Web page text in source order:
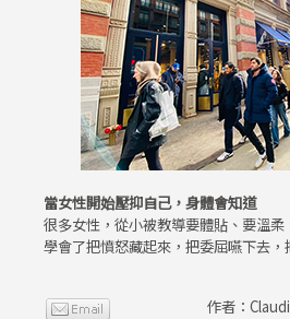
當女性開始壓抑自己，身體會知道
很多女性，從小被教導要體貼、要溫
學會了把憤怒藏起來，把委屈嚥下去，
作者：